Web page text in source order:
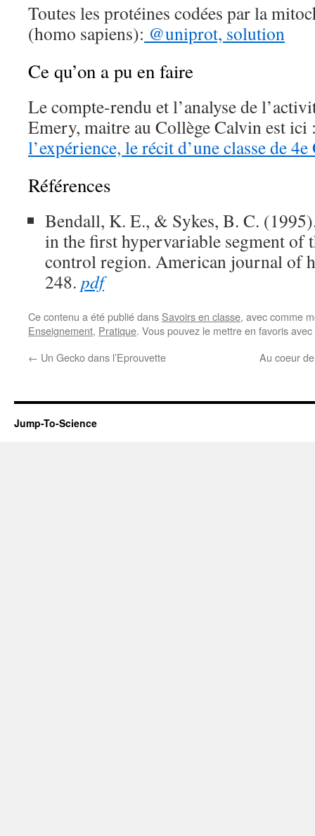
Toutes les protéines codées par la
(homo sapiens): @uniprot, solution
Ce qu’on a pu en faire
Le compte-rendu et l’analyse de
Emery, maitre au Collège Calvin est
l’expérience, le récit d’une classe de 4e
Références
Bendall, K. E., & Sykes, B. C.
in the first hypervariable segment of
control region. American journal of
248. pdf
Ce contenu a été publié dans Savoirs en classe, avec comme
Enseignement, Pratique. Vous pouvez le mettre en favoris avec
← Un Gecko dans l’Eprouvette Au coeur
Jump-To-Science